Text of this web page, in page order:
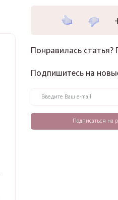
Понравилась статья?
Подпишитесь на